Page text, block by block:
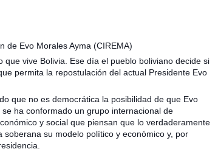
de Evo Morales Ayma (CIREMA)
vive Bolivia. Ese día el pueblo boliviano decide si
permita la repostulación del actual Presidente Evo
que no es democrática la posibilidad de que Evo
ha conformado un grupo internacional de
y social que piensan que lo verdaderamente
su modelo político y económico y, por